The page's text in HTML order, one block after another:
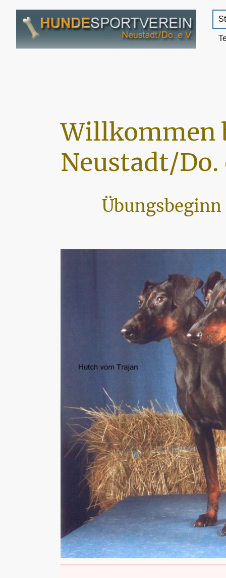
Willkommen
Neustadt/Do.
Übungsbeginn